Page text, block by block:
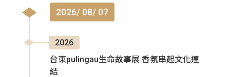
2026/ 08/ 07
2026
台東pulingau生命故事展 香氛串起文化連
結